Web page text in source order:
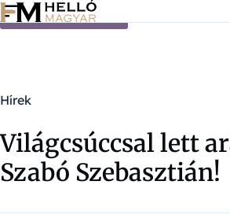
Ugrás a tartalomra
Hírek
Világcsúccsal lett
Szabó Szebasztián!